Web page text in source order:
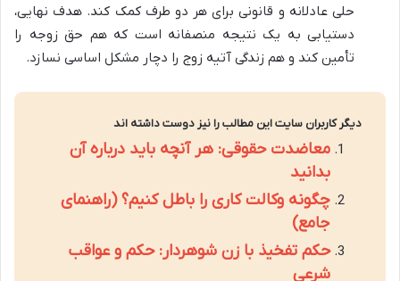
حلی عادلانه و قانونی برای هر دو طرف کمک کند. هدف نهایی،
دستیابی به یک نتیجه منصفانه است که هم حق زوجه را
تأمین کند و هم زندگی آتیه زوج را دچار مشکل اساسی نسازد.
دیگر کاربران سایت این مطالب را نیز دوست داشته اند
معاضدت حقوقی: هر آنچه باید درباره آن
بدانید
چگونه وکالت کاری را باطل کنیم؟ (راهنمای
جامع)
حکم تفخیذ با زن شوهردار: حکم و عواقب
شرعی